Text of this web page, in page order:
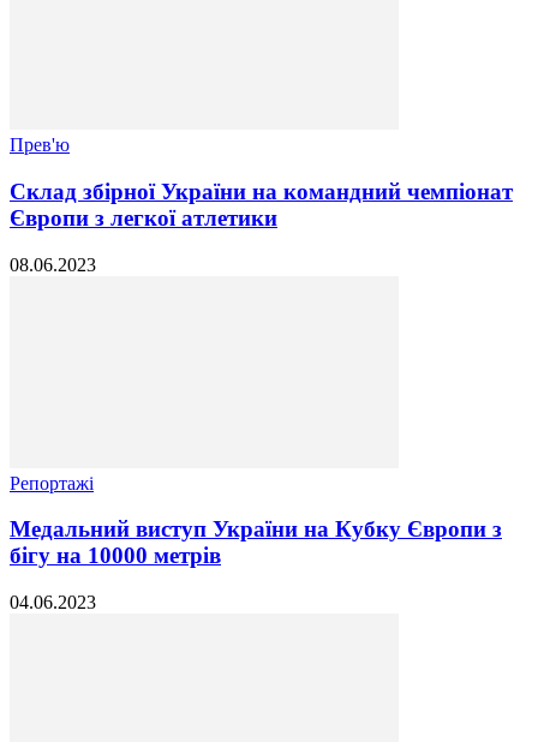
Прев'ю
Склад збірної України на командний чемпіонат
Європи з легкої атлетики
08.06.2023
Репортажі
Медальний виступ України на Кубку Європи з
бігу на 10000 метрів
04.06.2023